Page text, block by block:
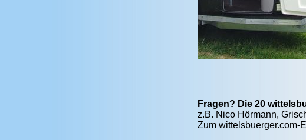
Fragen? Die 20
z.B. Nico Hörmann,
Zum wittelsbuerger.com-